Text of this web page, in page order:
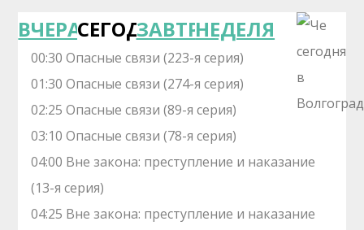
ВЧЕРАСЕГОДНЯЗАВТРАНЕДЕЛЯ
00:30 Опасные связи (223-я серия)
01:30 Опасные связи (274-я серия)
02:25 Опасные связи (89-я серия)
03:10 Опасные связи (78-я серия)
04:00 Вне закона: преступление и наказание
(13-я серия)
04:25 Вне закона: преступление и наказание